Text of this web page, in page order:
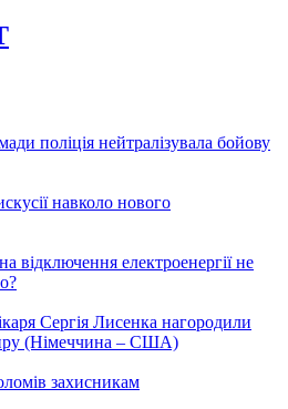
поліція нейтралізувала бойову
навколо нового
відключення електроенергії не
Сергія Лисенка нагородили
(Німеччина – США)
захисникам